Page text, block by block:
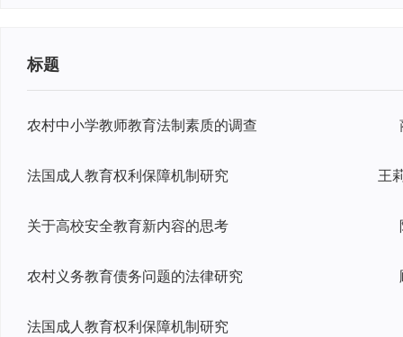
标题
农村中小学教师教育法制素质的调查
法国成人教育权利保障机制研究
关于高校安全教育新内容的思考
农村义务教育债务问题的法律研究
法国成人教育权利保障机制研究